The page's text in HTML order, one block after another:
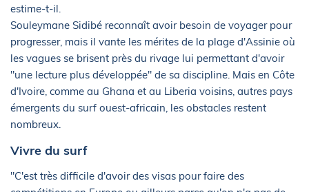
estime-t-il.
Souleymane Sidibé reconnaît avoir besoin de voyager pour
progresser, mais il vante les mérites de la plage d'Assinie où
les vagues se brisent près du rivage lui permettant d'avoir
"une lecture plus développée" de sa discipline. Mais en Côte
d'Ivoire, comme au Ghana et au Liberia voisins, autres pays
émergents du surf ouest-africain, les obstacles restent
nombreux.
Vivre du surf
"C'est très difficile d'avoir des visas pour faire des